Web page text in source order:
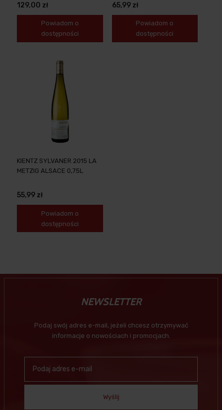
129,00 zł
Powiadom o
dostępności
65,99 zł
Powiadom o
dostępności
KIENTZ SYLVANER 2015 LA
METZIG ALSACE 0,75L
55,99 zł
Powiadom o
dostępności
NEWSLETTER
Podaj swój adres e-mail, jeżeli chcesz otrzymywać
informacje o nowościach i promocjach.
Wyślij